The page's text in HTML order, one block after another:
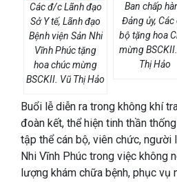
Các đ/c Lãnh đạo
Sở Y tế, Lãnh đạo
Bệnh viện Sản Nhi
Vĩnh Phúc tặng
hoa chúc mừng
BSCKII. Vũ Thị Hảo
Ban chấp
Đảng ủy, Các
bộ tặng hoa
mừng
Thị Hảo
Buổi lễ diễn ra trong không khí
đoàn kết, thể hiện tinh thần
tập thể cán bộ, viên chức, người
Nhi Vĩnh Phúc trong việc không
lượng khám chữa bệnh, phục vụ